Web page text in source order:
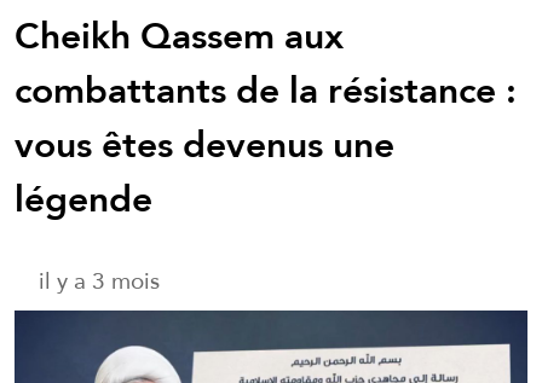
Cheikh Qassem aux
combattants de la résistance :
vous êtes devenus une
légende
il y a 3 mois